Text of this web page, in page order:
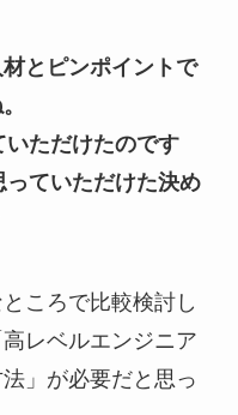
とピンポイントで
ただけたのです
ていただけた決め
ころで比較検討し
レベルエンジニア
」が必要だと思っ